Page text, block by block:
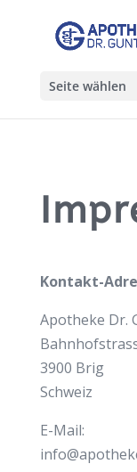
Seite wählen
Kontakt-
Apotheke Dr.
3900 Brig
Schweiz
E-Mail: